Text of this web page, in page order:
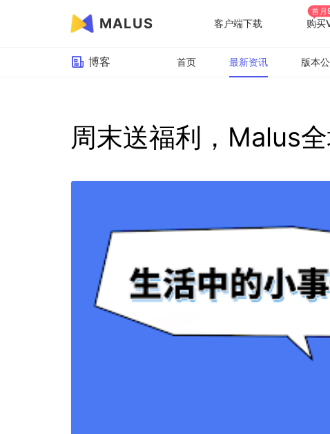
MALUS 客户端下载 购买
首月
博客 首页 最新资讯 版本
周末送福利，Malus